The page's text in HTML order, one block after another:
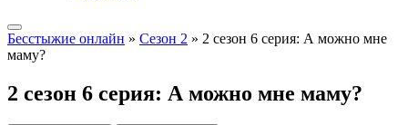
Бесстыжие онлайн » Сезон 2 » 2 сезон 6 серия: А можно мне
маму?
2 сезон 6 серия: А можно мне маму?